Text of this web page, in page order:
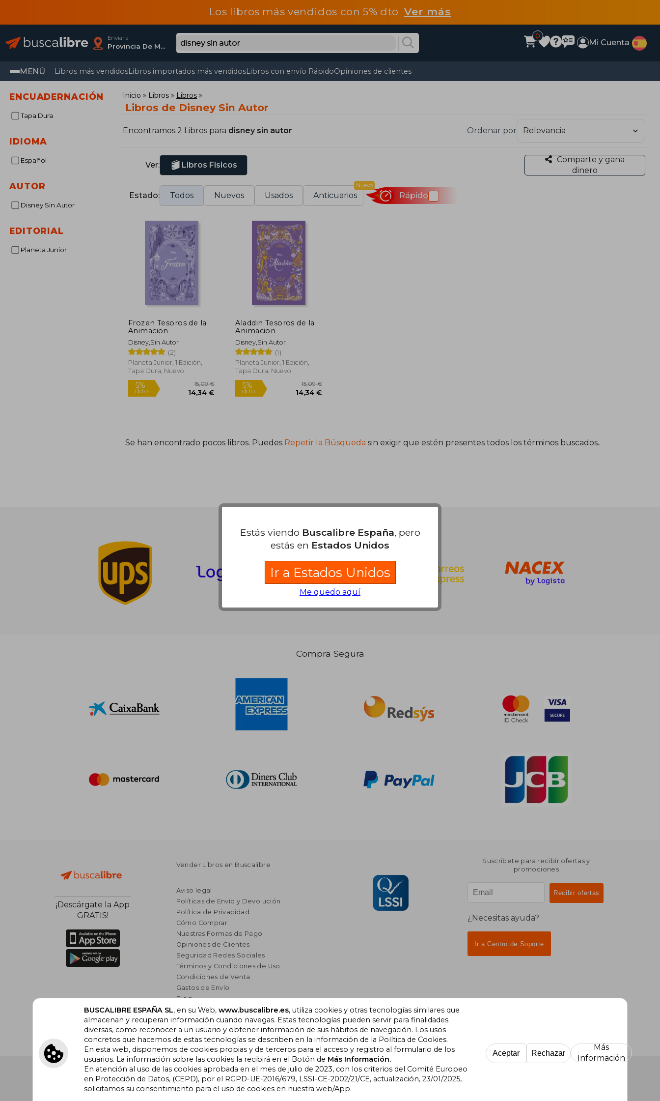
Los libros más vendidos con 5% dtoVer más
Enviar a
Provincia De Madrid
0
Mi Cuenta
MENÚ Libros más vendidosLibros importados más vendidosLibros con envío RápidoOpiniones de clientes
ENCUADERNACIÓN
Tapa Dura
IDIOMA
Español
AUTOR
Disney Sin Autor
EDITORIAL
Planeta Junior
Inicio Libros Libros
Libros de Disney Sin Autor
Encontramos 2 Libros para disney sin autor Ordenar por
Ver: Libros Físicos
Comparte y gana
dinero
Estado: Todos Nuevos Usados Anticuarios
Nuevo
Rápido
Frozen Tesoros de la
Animacion
Disney,Sin Autor
(2)
Planeta Junior, 1 Edición,
Tapa Dura, Nuevo
Aladdin Tesoros de la
Animacion
Disney,Sin Autor
(1)
Planeta Junior, 1 Edición,
Tapa Dura, Nuevo
Se han encontrado pocos libros. Puedes Repetir la Búsqueda sin exigir que estén presentes todos los términos buscados..
Partners Logísticos
Compra Segura
¡Descárgate la App
GRATIS!
Vender Libros en Buscalibre
Aviso legal
Políticas de Envío y Devolución
Política de Privacidad
Cómo Comprar
Nuestras Formas de Pago
Opiniones de Clientes
Seguridad Redes Sociales
Términos y Condiciones de Uso
Condiciones de Venta
Gastos de Envío
Blog
Lista de autores
Incentivo a la Lectura
Libros Recomendados
Suscríbete para recibir ofertas y
promociones
¿Necesitas ayuda?
Ir a Centro de Soporte
Buscalibre España. Calle Energía, 65, Nave 3 (08940), Cornellà de Llobregat,
Barcelona. Derechos Reservados.
Buscalibre Colombia Buscalibre Ecuador Buscalibre España
Estás viendo Buscalibre España, pero
estás en Estados Unidos
Ir a Estados Unidos
Me quedo aquí
BUSCALIBRE ESPAÑA SL, en su Web, www.buscalibre.es, utiliza cookies y otras tecnologías similares que
almacenan y recuperan información cuando navegas. Estas tecnologías pueden servir para finalidades
diversas, como reconocer a un usuario y obtener información de sus hábitos de navegación. Los usos
concretos que hacemos de estas tecnologías se describen en la información de la Política de Cookies.
En esta web, disponemos de cookies propias y de terceros para el acceso y registro al formulario de los
usuarios. La información sobre las cookies la recibirá en el Botón de Más Información.
En atención al uso de las cookies aprobada en el mes de julio de 2023, con los criterios del Comité Europeo
en Protección de Datos, (CEPD), por el RGPD-UE-2016/679, LSSI-CE-2002/21/CE, actualización, 23/01/2025,
solicitamos su consentimiento para el uso de cookies en nuestra web/App.
Aceptar Rechazar
Más
Información